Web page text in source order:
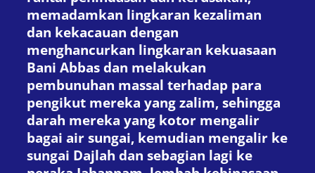
memadamkan lingkaran kezaliman
dan kekacauan dengan
menghancurkan lingkaran kekuasaan
Bani Abbas dan melakukan
pembunuhan massal terhadap para
pengikut mereka yang zalim, sehingga
darah mereka yang kotor mengalir
bagai air sungai, kemudian mengalir ke
sungai Dajlah dan sebagian lagi ke